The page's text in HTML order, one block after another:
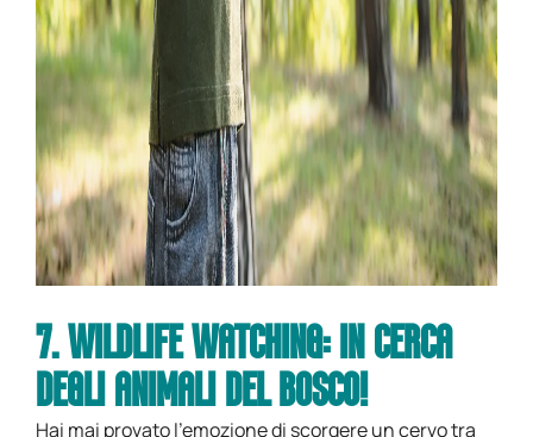
7. WILDLIFE WATCHING: IN CERCA
DEGLI ANIMALI DEL BOSCO!
Hai mai provato l’emozione di scorgere un cervo tra